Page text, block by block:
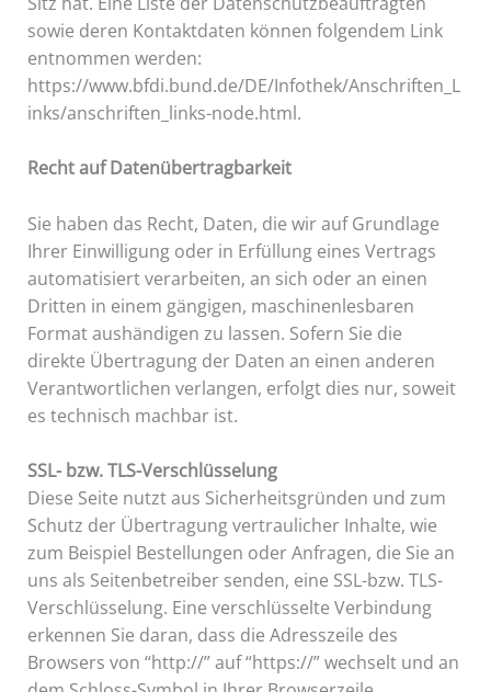
sowie deren Kontaktdaten können folgendem Link
entnommen werden:
https://www.bfdi.bund.de/DE/Infothek/Anschriften_L
inks/anschriften_links-node.html.
Recht auf Datenübertragbarkeit
Sie haben das Recht, Daten, die wir auf Grundlage
Ihrer Einwilligung oder in Erfüllung eines Vertrags
automatisiert verarbeiten, an sich oder an einen
Dritten in einem gängigen, maschinenlesbaren
Format aushändigen zu lassen. Sofern Sie die
direkte Übertragung der Daten an einen anderen
Verantwortlichen verlangen, erfolgt dies nur, soweit
es technisch machbar ist.
SSL- bzw. TLS-Verschlüsselung
Diese Seite nutzt aus Sicherheitsgründen und zum
Schutz der Übertragung vertraulicher Inhalte, wie
zum Beispiel Bestellungen oder Anfragen, die Sie an
uns als Seitenbetreiber senden, eine SSL-bzw. TLS-
Verschlüsselung. Eine verschlüsselte Verbindung
erkennen Sie daran, dass die Adresszeile des
Browsers von “http://” auf “https://” wechselt und an